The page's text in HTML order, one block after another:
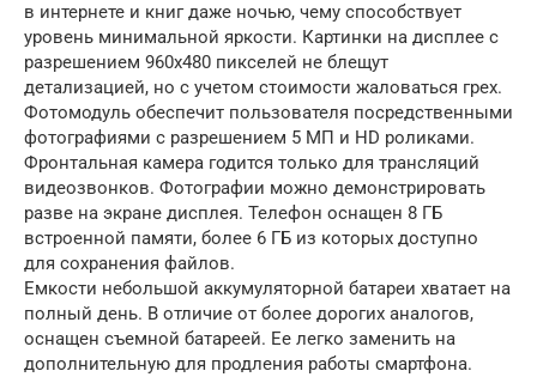
в интернете и книг даже ночью, чему способствует
уровень минимальной яркости. Картинки на дисплее с
разрешением 960х480 пикселей не блещут
детализацией, но с учетом стоимости жаловаться грех.
Фотомодуль обеспечит пользователя посредственными
фотографиями с разрешением 5 МП и HD роликами.
Фронтальная камера годится только для трансляций
видеозвонков. Фотографии можно демонстрировать
разве на экране дисплея. Телефон оснащен 8 ГБ
встроенной памяти, более 6 ГБ из которых доступно
для сохранения файлов.
Емкости небольшой аккумуляторной батареи хватает на
полный день. В отличие от более дорогих аналогов,
оснащен съемной батареей. Ее легко заменить на
дополнительную для продления работы смартфона.